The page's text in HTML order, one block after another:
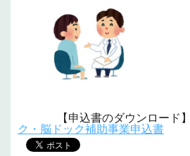
【申込書のダウンロード】
ク・脳ドック補助事業申込書